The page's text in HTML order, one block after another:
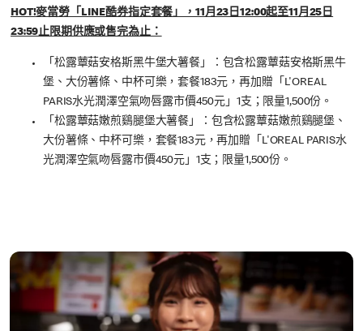
HOT!麥當勞「LINE酷券指定套餐」，11月23日12:00起至11月25日
23:59止限期供應或售完為止：
「松露蕈菇安格斯黑牛堡大薯餐」：包含松露蕈菇安格斯黑牛
堡、大份薯條、中杯可樂，套餐183元，再加贈「L'OREAL
PARIS水光潤澤空氣吻唇露市價450元」1支；限量1,500份。
「松露蕈菇嫩煎鷄腿堡大薯餐」：包含松露蕈菇嫩煎鷄腿堡、
大份薯條、中杯可樂，套餐183元，再加贈「L'OREAL PARIS水
光潤澤空氣吻唇露市價450元」1支；限量1,500份。